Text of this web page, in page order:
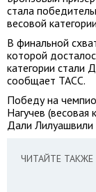
стала
весовой
В финальной
которой
категории стали
сообщает ТАСС.
Победу на
Нагучев (весовая
Дали Лилуашвили
ЧИТАЙТЕ ТАКЖЕ